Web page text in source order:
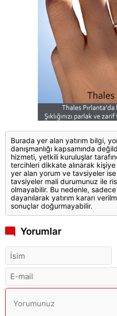
Burada yer alan yatırım bilgi,
danışmanlığı kapsamında
hizmeti, yetkili kuruluşlar
tercihleri dikkate alınarak
yer alan yorum ve tavsiyeler
tavsiyeler mali durumunuz ile
olmayabilir. Bu nedenle,
dayanılarak yatırım kararı
sonuçlar doğurmayabilir.
Yorumlar